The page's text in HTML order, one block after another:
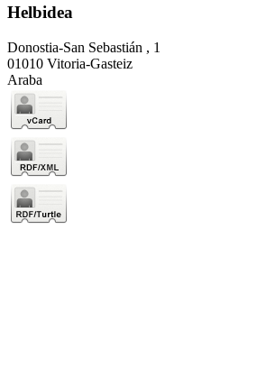
Helbidea
Donostia-San Sebastián , 1
01010 Vitoria-Gasteiz
Araba